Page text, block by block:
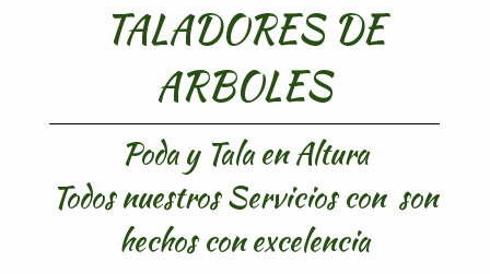
TALADORES DE
ARBOLES
Poda y Tala en Altura
Todos nuestros Servicios con son
hechos con excelencia